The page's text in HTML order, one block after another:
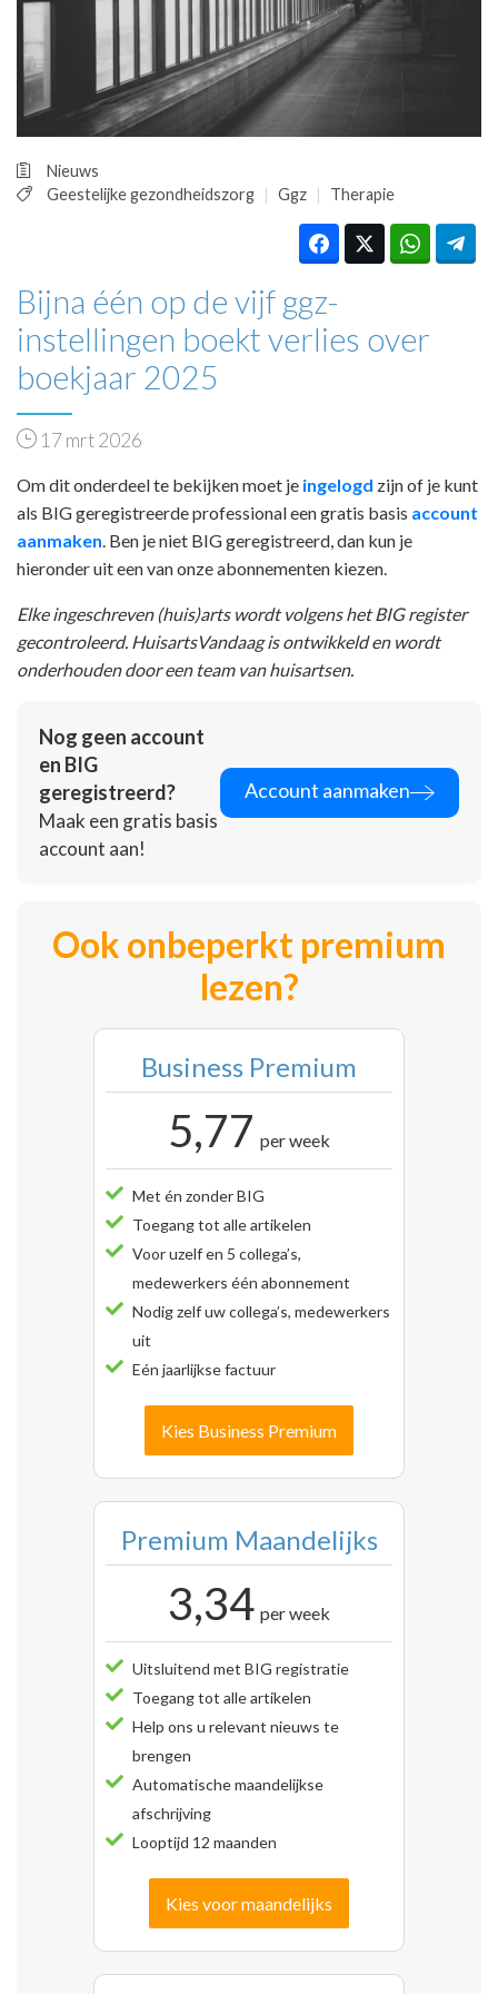
PRAKTIJKZAKEN
TARIEVEN
VPHUISARTSEN
MEDISCHE VAKHANDEL
REGISTRATIE
Nieuws
Geestelijke gezondheidszorg
Ggz Therapie
Bijna één op de vijf ggz-
instellingen boekt verlies over
boekjaar 2025
17 mrt 2026
Om dit onderdeel te bekijken moet je ingelogd zijn of je kunt
als BIG geregistreerde professional een gratis basis account
aanmaken . Ben je niet BIG geregistreerd, dan kun je
hieronder uit een van onze abonnementen kiezen.
Elke ingeschreven (huis)arts wordt volgens het BIG register
gecontroleerd. HuisartsVandaag is ontwikkeld en wordt
onderhouden door een team van huisartsen.
Nog geen account
en BIG
geregistreerd?
Maak een gratis basis
account aan!
Account aanmaken
Ook onbeperkt premium
lezen?
Business Premium
5,77 per week
Met én zonder BIG
Toegang tot alle artikelen
Voor uzelf en 5 collega’s,
medewerkers één abonnement
Nodig zelf uw collega’s, medewerkers
uit
Eén jaarlijkse factuur
Kies Business Premium
Premium Maandelijks
3,34 per week
Uitsluitend met BIG registratie
Toegang tot alle artikelen
Help ons u relevant nieuws te
brengen
Automatische maandelijkse
afschrijving
Looptijd 12 maanden
Kies voor maandelijks